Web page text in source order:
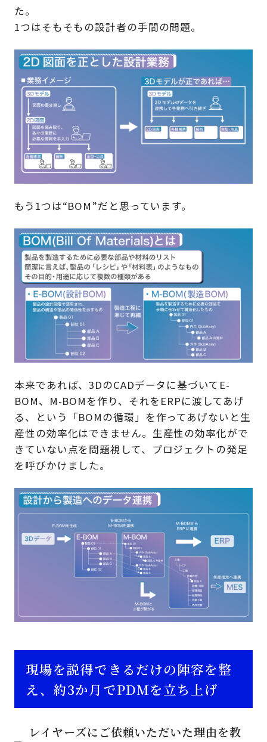
た。
1つはそもそもの設計者の手間の問題。
もう1つは“BOM”だと思っています。
本来であれば、3DのCADデータに基づいてE-
BOM、M-BOMを作り、それをERPに渡してあげ
る、という「BOMの循環」を作ってあげないと生
産性の効率化はできません。生産性の効率化がで
きていない点を問題視して、プロジェクトの発足
を呼びかけました。
現場を説得できるだけの陣容を整
え、約3か月でPDMを立ち上げ
レイヤーズにご依頼いただいた理由を教